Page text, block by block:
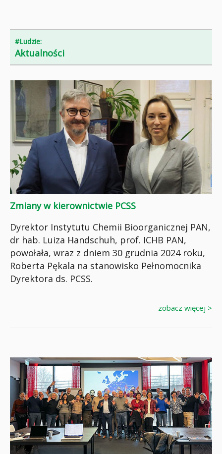
#Ludzie:
Aktualności
Zmiany w kierownictwie PCSS
Dyrektor Instytutu Chemii Bioorganicznej PAN,
dr hab. Luiza Handschuh, prof. ICHB PAN,
powołała, wraz z dniem 30 grudnia 2024 roku,
Roberta Pękala na stanowisko Pełnomocnika
Dyrektora ds. PCSS.
zobacz więcej >